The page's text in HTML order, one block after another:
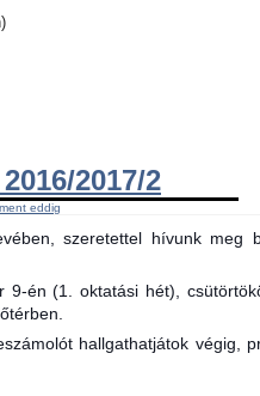
2017/2
eddig
szeretettel hívunk meg
9-én (1. oktatási hét),
hallgathatjátok végig,